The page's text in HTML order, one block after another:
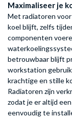
Maximaliseer je
Met radiatoren
koel blijft, zelfs
componenten
betrouwbaar blijft
workstation
krachtige en stille
Radiatoren zijn
zodat je er altijd
eenvoudig te